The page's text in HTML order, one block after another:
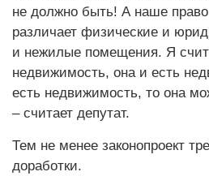
не должно быть! А наше право
различает физические и
и нежилые помещения. Я
недвижимость, она и есть
есть недвижимость, то она
– считает депутат.
Тем не менее законопроект
доработки.